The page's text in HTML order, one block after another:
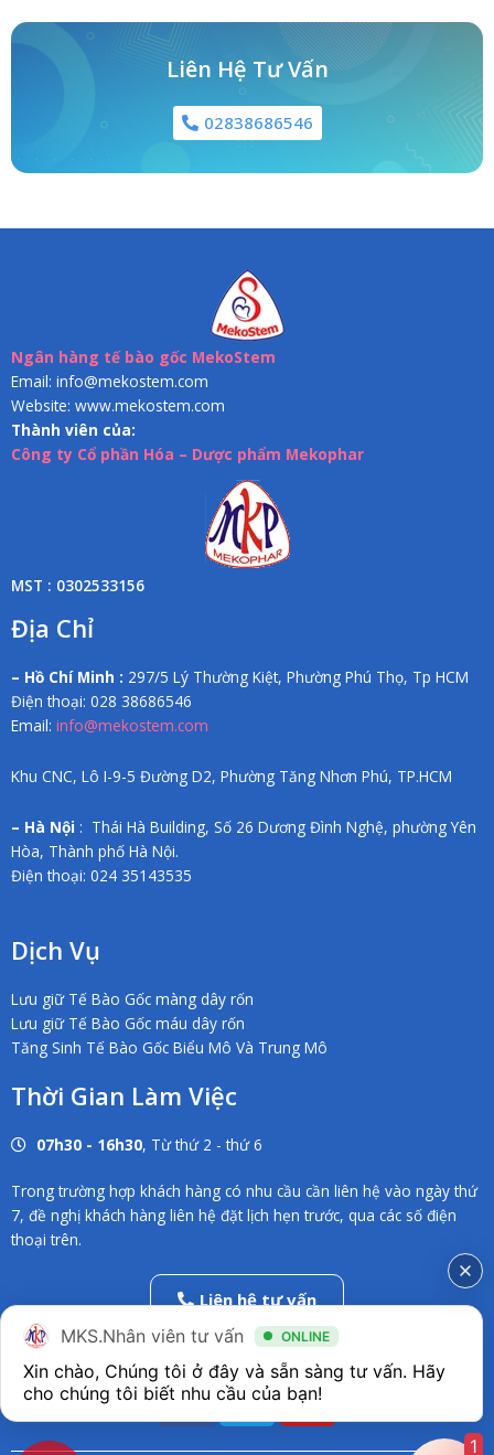
Liên Hệ Tư Vấn
02838686546
Ngân hàng tế bào gốc MekoStem
Email: info@mekostem.com
Website: www.mekostem.com
Thành viên của:
Công ty Cổ phần Hóa – Dược phẩm Mekophar
MST : 0302533156
Địa Chỉ
– Hồ Chí Minh : 297/5 Lý Thường Kiệt, Phường Phú Thọ, Tp HCM
Điện thoại: 028 38686546
Email: info@mekostem.com
Khu CNC, Lô I-9-5 Đường D2, Phường Tăng Nhơn Phú, TP.HCM
– Hà Nội : Thái Hà Building, Số 26 Dương Đình Nghệ, phường Yên
Hòa, Thành phố Hà Nội.
Điện thoại: 024 35143535
Dịch Vụ
Lưu giữ Tế Bào Gốc màng dây rốn
Lưu giữ Tế Bào Gốc máu dây rốn
Tăng Sinh Tế Bào Gốc Biểu Mô Và Trung Mô
Thời Gian Làm Việc
07h30 - 16h30, Từ thứ 2 - thứ 6
Trong trường hợp khách hàng có nhu cầu cần liên hệ vào ngày thứ
7, đề nghị khách hàng liên hệ đặt lịch hẹn trước, qua các số điện
thoại trên.
Liên hệ tư vấn
02838686546
F
a
T
w
Y
o
MKS.Nhân viên tư vấn ONLINE
Xin chào, Chúng tôi ở đây và sẵn sàng tư vấn. Hãy
1